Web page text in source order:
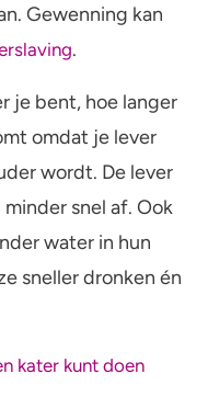
Gewenning kan
.
je bent, hoe langer
omdat je lever
wordt. De lever
snel af. Ook
water in hun
sneller dronken én
kater kunt doen